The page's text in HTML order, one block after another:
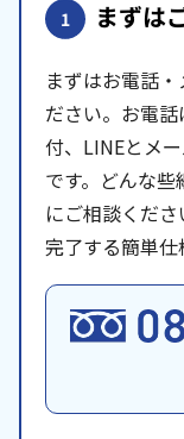
1 まずは
まずはお電話
ださい。お電
付、LINEとメ
です。どんな
にご相談くだ
完了する簡単仕